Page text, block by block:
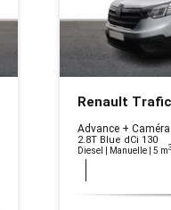
Renault
Advance + Caméra
2.8T Blue dCi 130
Diesel | Manuelle | 5 m3